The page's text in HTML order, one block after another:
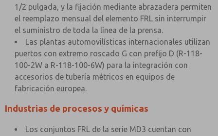
1/2 pulgada, y la fijación mediante abrazadera permiten
el reemplazo mensual del elemento FRL sin interrumpir
el suministro de toda la línea de la prensa.
Las plantas automovilísticas internacionales utilizan
puertos con extremo roscado G con prefijo D (R-118-
100-2W a R-118-100-6W) para la integración con
accesorios de tubería métricos en equipos de
fabricación europea.
Industrias de procesos y químicas
Los conjuntos FRL de la serie MD3 cuentan con